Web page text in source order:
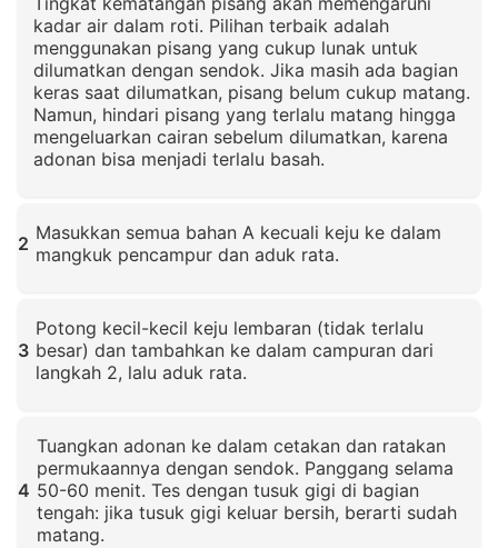
kadar air dalam roti. Pilihan terbaik adalah
menggunakan pisang yang cukup lunak untuk
dilumatkan dengan sendok. Jika masih ada bagian
keras saat dilumatkan, pisang belum cukup matang.
Namun, hindari pisang yang terlalu matang hingga
mengeluarkan cairan sebelum dilumatkan, karena
adonan bisa menjadi terlalu basah.
2 Masukkan semua bahan A kecuali keju ke dalam
mangkuk pencampur dan aduk rata.
3
Potong kecil-kecil keju lembaran (tidak terlalu
besar) dan tambahkan ke dalam campuran dari
langkah 2, lalu aduk rata.
4
Tuangkan adonan ke dalam cetakan dan ratakan
permukaannya dengan sendok. Panggang selama
50-60 menit. Tes dengan tusuk gigi di bagian
tengah: jika tusuk gigi keluar bersih, berarti sudah
matang.